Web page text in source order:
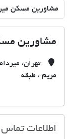
مشاورین
تهران،
مریم ، طبقه
اطلاعات تماس